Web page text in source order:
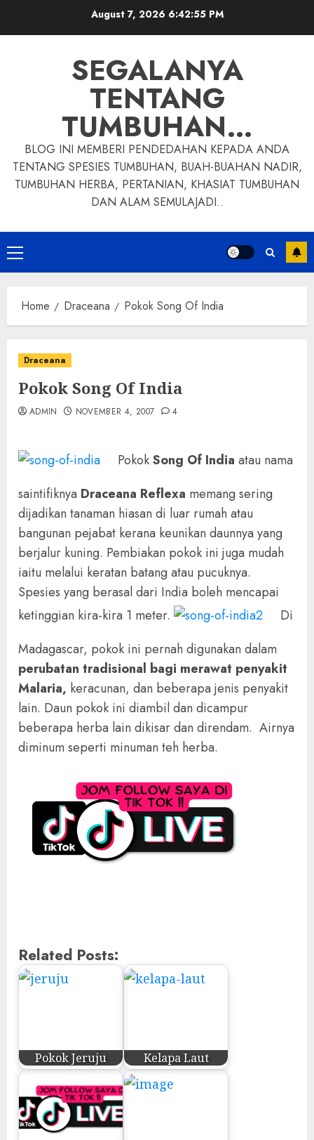
August 7, 2026 6:42:56 PM
SEGALANYA
TENTANG
TUMBUHAN…
BLOG INI MEMBERI PENDEDAHAN KEPADA ANDA
TENTANG SPESIES TUMBUHAN, BUAH-BUAHAN NADIR,
TUMBUHAN HERBA, PERTANIAN, KHASIAT TUMBUHAN
DAN ALAM SEMULAJADI..
Primary
Menu
Home Draceana Pokok Song Of India
Draceana
Pokok Song Of India
ADMIN NOVEMBER 4, 2007 4
PokokSong Of India atau nama
saintifiknya Draceana Reflexa memang sering
dijadikan tanaman hiasan di luar rumah atau
bangunan pejabat kerana keunikan daunnya yang
berjalur kuning. Pembiakan pokok ini juga mudah
iaitu melalui keratan batang atau pucuknya.
Spesies yang berasal dari India boleh mencapai
ketinggian kira-kira 1 meter.
Di
Madagascar, pokok ini pernah digunakan dalam
perubatan tradisional bagi merawat penyakit
Malaria, keracunan, dan beberapa jenis penyakit
lain. Daun pokok ini diambil dan dicampur
beberapa herba lain dikisar dan direndam. Airnya
diminum seperti minuman teh herba.
Related Posts:
Pokok Jeruju Kelapa Laut